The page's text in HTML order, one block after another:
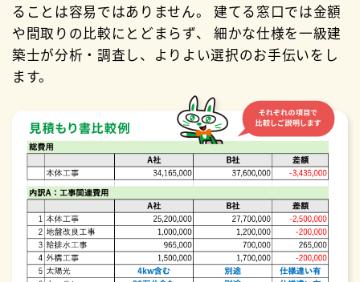
ることは容易ではありません。
建てる窓口では金額
や間取りの比較にとどまらず、
細かな仕様を一級建
築士が分析・調査し、よりよい選択のお手伝いをし
ます。